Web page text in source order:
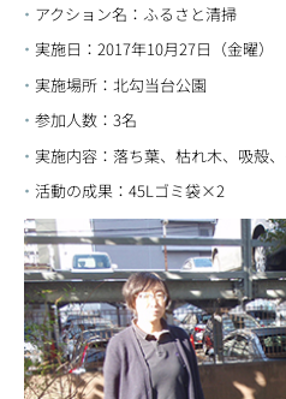
アクション名：ふるさと清掃
実施日：2017年10月27日（金曜）
実施場所：北勾当台公園
参加人数：3名
実施内容：落ち葉、枯れ木、吸殻
活動の成果：45Lゴミ袋×2